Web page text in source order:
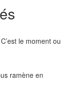
le moment ou
ramène en